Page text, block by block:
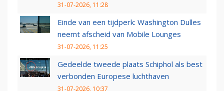
31-07-2026, 11:28
Einde van een tijdperk: Washington Dulles
neemt afscheid van Mobile Lounges
31-07-2026, 11:25
Gedeelde tweede plaats Schiphol als best
verbonden Europese luchthaven
31-07-2026, 10:37